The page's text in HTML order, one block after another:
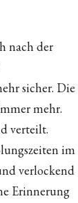
nach der
sicher. Die
mehr.
verteilt.
im
verlockend
Erinnerung